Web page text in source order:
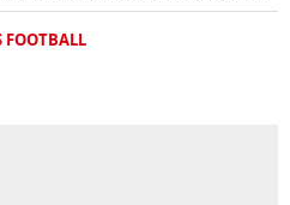
FOOTBALL